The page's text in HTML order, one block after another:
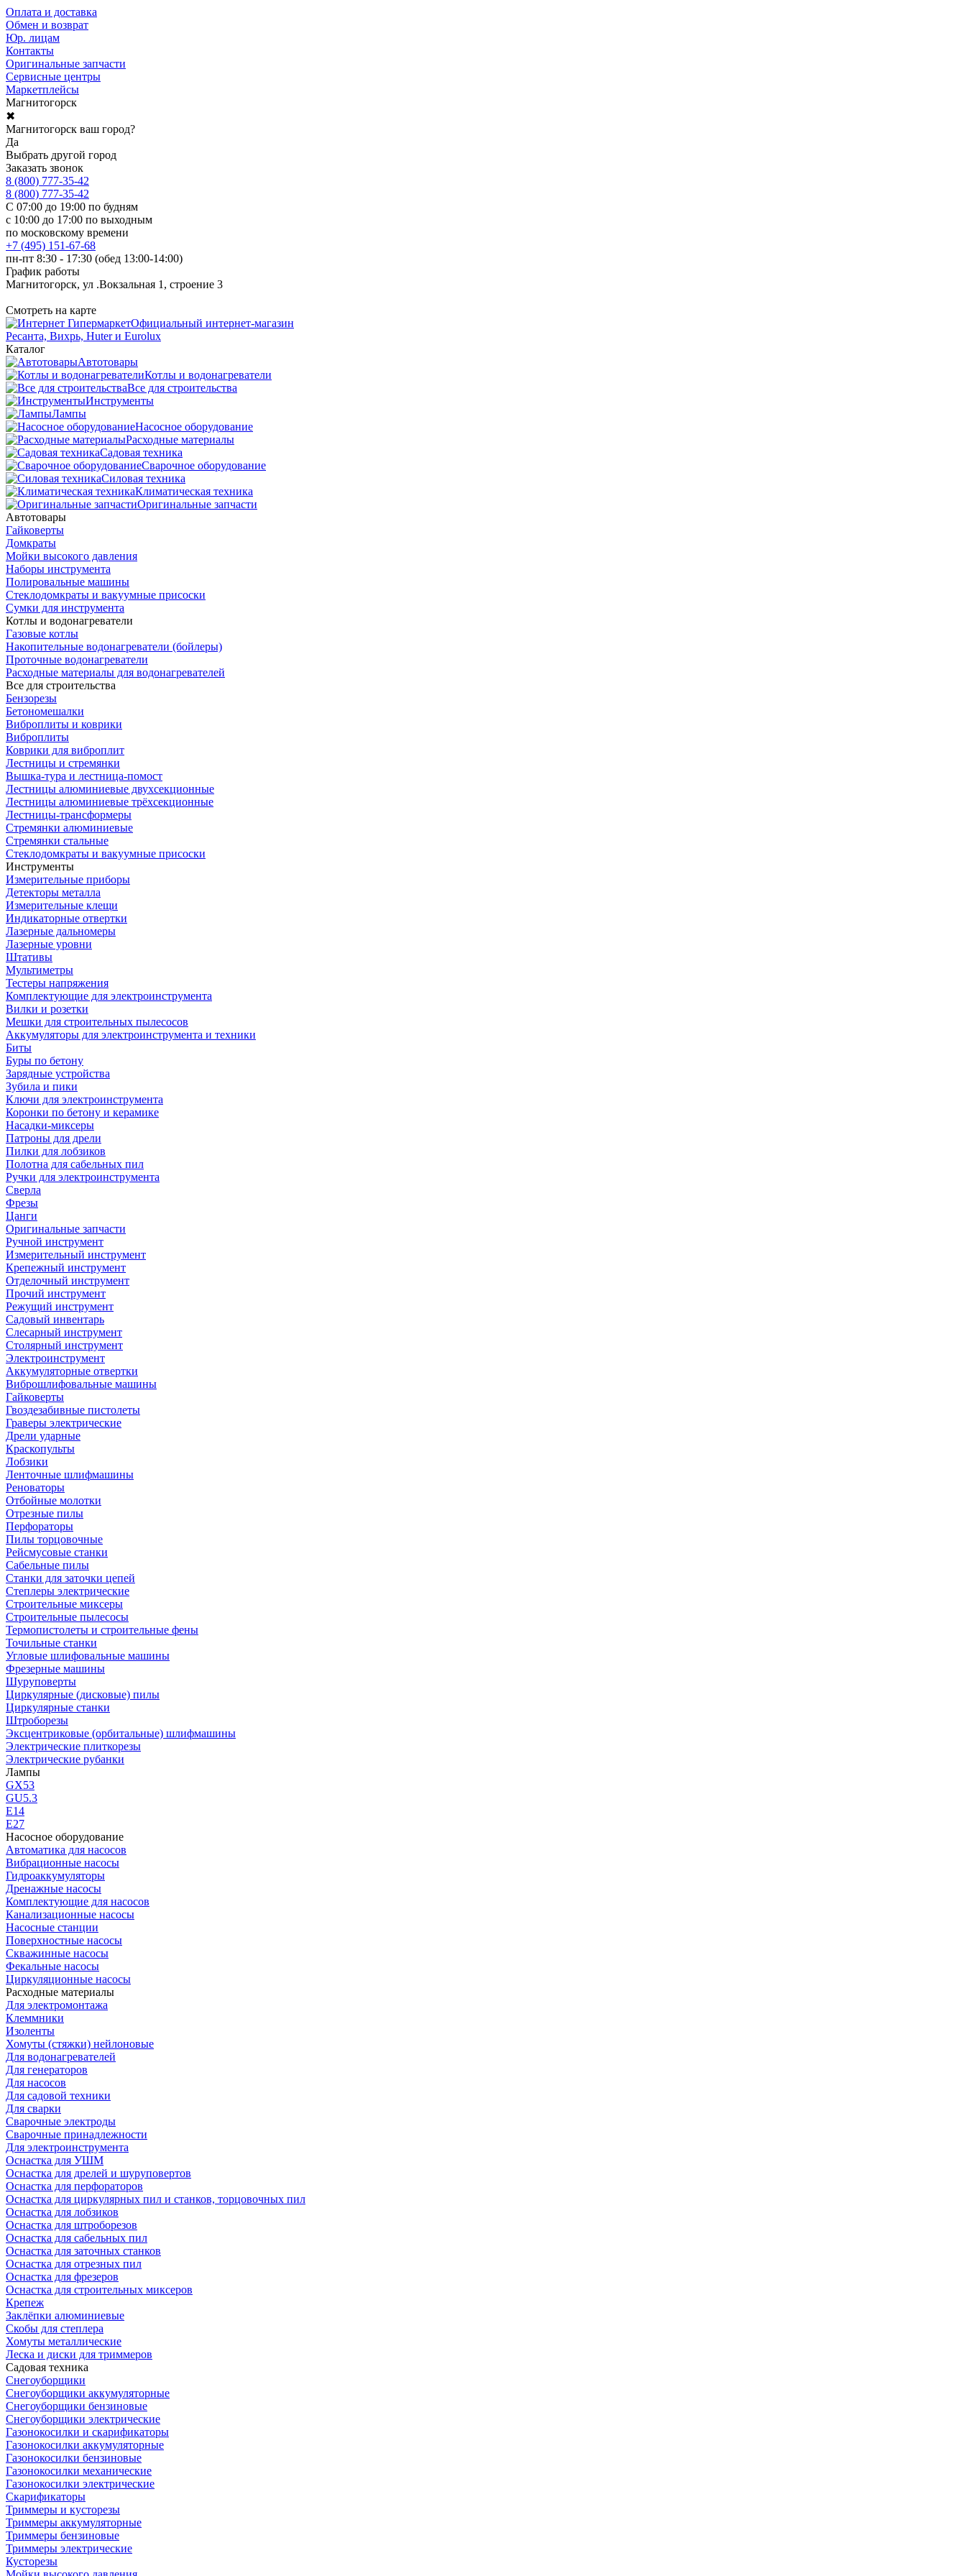
Оплата и доставка
Обмен и возврат
Юр. лицам
Контакты
Оригинальные запчасти
Сервисные центры
Маркетплейсы
Магнитогорск
✖
Магнитогорск ваш город?
Да
Выбрать другой город
Заказать звонок
8 (800) 777-35-42
8 (800) 777-35-42
С 07:00 до 19:00 по будням
с 10:00 до 17:00 по выходным
по московскому времени
+7 (495) 151-67-68
пн-пт 8:30 - 17:30 (обед 13:00-14:00)
График работы
Магнитогорск, ул .Вокзальная 1, строение 3
Смотреть на карте
Официальный интернет-магазин
Ресанта, Вихрь, Huter и Eurolux
Каталог
Автотовары
Котлы и водонагреватели
Все для строительства
Инструменты
Лампы
Насосное оборудование
Расходные материалы
Садовая техника
Сварочное оборудование
Силовая техника
Климатическая техника
Оригинальные запчасти
Автотовары
Гайковерты
Домкраты
Мойки высокого давления
Наборы инструмента
Полировальные машины
Стеклодомкраты и вакуумные присоски
Сумки для инструмента
Котлы и водонагреватели
Газовые котлы
Накопительные водонагреватели (бойлеры)
Проточные водонагреватели
Расходные материалы для водонагревателей
Все для строительства
Бензорезы
Бетономешалки
Виброплиты и коврики
Виброплиты
Коврики для виброплит
Лестницы и стремянки
Вышка-тура и лестница-помост
Лестницы алюминиевые двухсекционные
Лестницы алюминиевые трёхсекционные
Лестницы-трансформеры
Стремянки алюминиевые
Стремянки стальные
Стеклодомкраты и вакуумные присоски
Инструменты
Измерительные приборы
Детекторы металла
Измерительные клещи
Индикаторные отвертки
Лазерные дальномеры
Лазерные уровни
Штативы
Мультиметры
Тестеры напряжения
Комплектующие для электроинструмента
Вилки и розетки
Мешки для строительных пылесосов
Аккумуляторы для электроинструмента и техники
Биты
Буры по бетону
Зарядные устройства
Зубила и пики
Ключи для электроинструмента
Коронки по бетону и керамике
Насадки-миксеры
Патроны для дрели
Пилки для лобзиков
Полотна для сабельных пил
Ручки для электроинструмента
Сверла
Фрезы
Цанги
Оригинальные запчасти
Ручной инструмент
Измерительный инструмент
Крепежный инструмент
Отделочный инструмент
Прочий инструмент
Режущий инструмент
Садовый инвентарь
Слесарный инструмент
Столярный инструмент
Электроинструмент
Аккумуляторные отвертки
Виброшлифовальные машины
Гайковерты
Гвоздезабивные пистолеты
Граверы электрические
Дрели ударные
Краскопульты
Лобзики
Ленточные шлифмашины
Реноваторы
Отбойные молотки
Отрезные пилы
Перфораторы
Пилы торцовочные
Рейсмусовые станки
Сабельные пилы
Станки для заточки цепей
Степлеры электрические
Строительные миксеры
Строительные пылесосы
Термопистолеты и строительные фены
Точильные станки
Угловые шлифовальные машины
Фрезерные машины
Шуруповерты
Циркулярные (дисковые) пилы
Циркулярные станки
Штроборезы
Эксцентриковые (орбитальные) шлифмашины
Электрические плиткорезы
Электрические рубанки
Лампы
GX53
GU5.3
Е14
Е27
Насосное оборудование
Автоматика для насосов
Вибрационные насосы
Гидроаккумуляторы
Дренажные насосы
Комплектующие для насосов
Канализационные насосы
Насосные станции
Поверхностные насосы
Скважинные насосы
Фекальные насосы
Циркуляционные насосы
Расходные материалы
Для электромонтажа
Клеммники
Изоленты
Хомуты (стяжки) нейлоновые
Для водонагревателей
Для генераторов
Для насосов
Для садовой техники
Для сварки
Сварочные электроды
Сварочные принадлежности
Для электроинструмента
Оснастка для УШМ
Оснастка для дрелей и шуруповертов
Оснастка для перфораторов
Оснастка для циркулярных пил и станков, торцовочных пил
Оснастка для лобзиков
Оснастка для штроборезов
Оснастка для сабельных пил
Оснастка для заточных станков
Оснастка для отрезных пил
Оснастка для фрезеров
Оснастка для строительных миксеров
Крепеж
Заклёпки алюминиевые
Скобы для степлера
Хомуты металлические
Леска и диски для триммеров
Садовая техника
Снегоуборщики
Снегоуборщики аккумуляторные
Снегоуборщики бензиновые
Снегоуборщики электрические
Газонокосилки и скарификаторы
Газонокосилки аккумуляторные
Газонокосилки бензиновые
Газонокосилки механические
Газонокосилки электрические
Скарификаторы
Триммеры и кусторезы
Триммеры аккумуляторные
Триммеры бензиновые
Триммеры электрические
Кусторезы